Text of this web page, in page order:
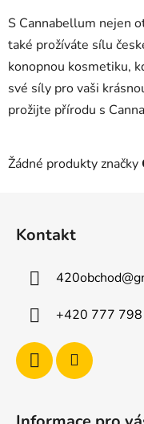
S Cannabellum nejen
také prožíváte sílu
konopnou kosmetiku,
své síly pro vaši
prožijte přírodu s
Žádné produkty značky
Kontakt
420obchod@
+420 777